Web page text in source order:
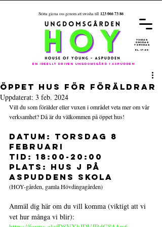
Stötta gärna oss genom att swisha till 123 066 73 86
En ideellt driven ungdomsgård i aspudden
tisdag
onsdag
torsdag
kl. 17-20
öppet hus för föräldrar
Uppdaterat: 3 feb. 2024
Vill du som förälder eller vuxen i området veta mer om vår
verksamhet? Då är du välkommen på öppet hus!
Datum: Torsdag 8
februari
Tid: 18:00-20:00
PLATS: HUS J PÅ
ASPUDDENS SKOLA
(HOY-gården, gamla Hövdingagården)
Anmäl dig här om du vill komma (viktigt att vi
vet hur många vi blir):